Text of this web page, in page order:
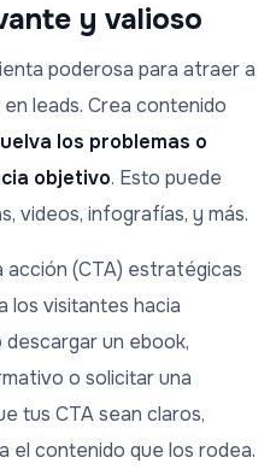
y valioso
poderosa para atraer a
leads. Crea contenido
los problemas o
objetivo. Esto puede
videos, infografías, y más.
acción (CTA) estratégicas
los visitantes hacia
un ebook,
o solicitar una
tus CTA sean claros,
contenido que los rodea.